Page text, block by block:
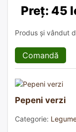
Preț: 45
Produs și vândut
Comandă
Pepeni verzi
Categorie: